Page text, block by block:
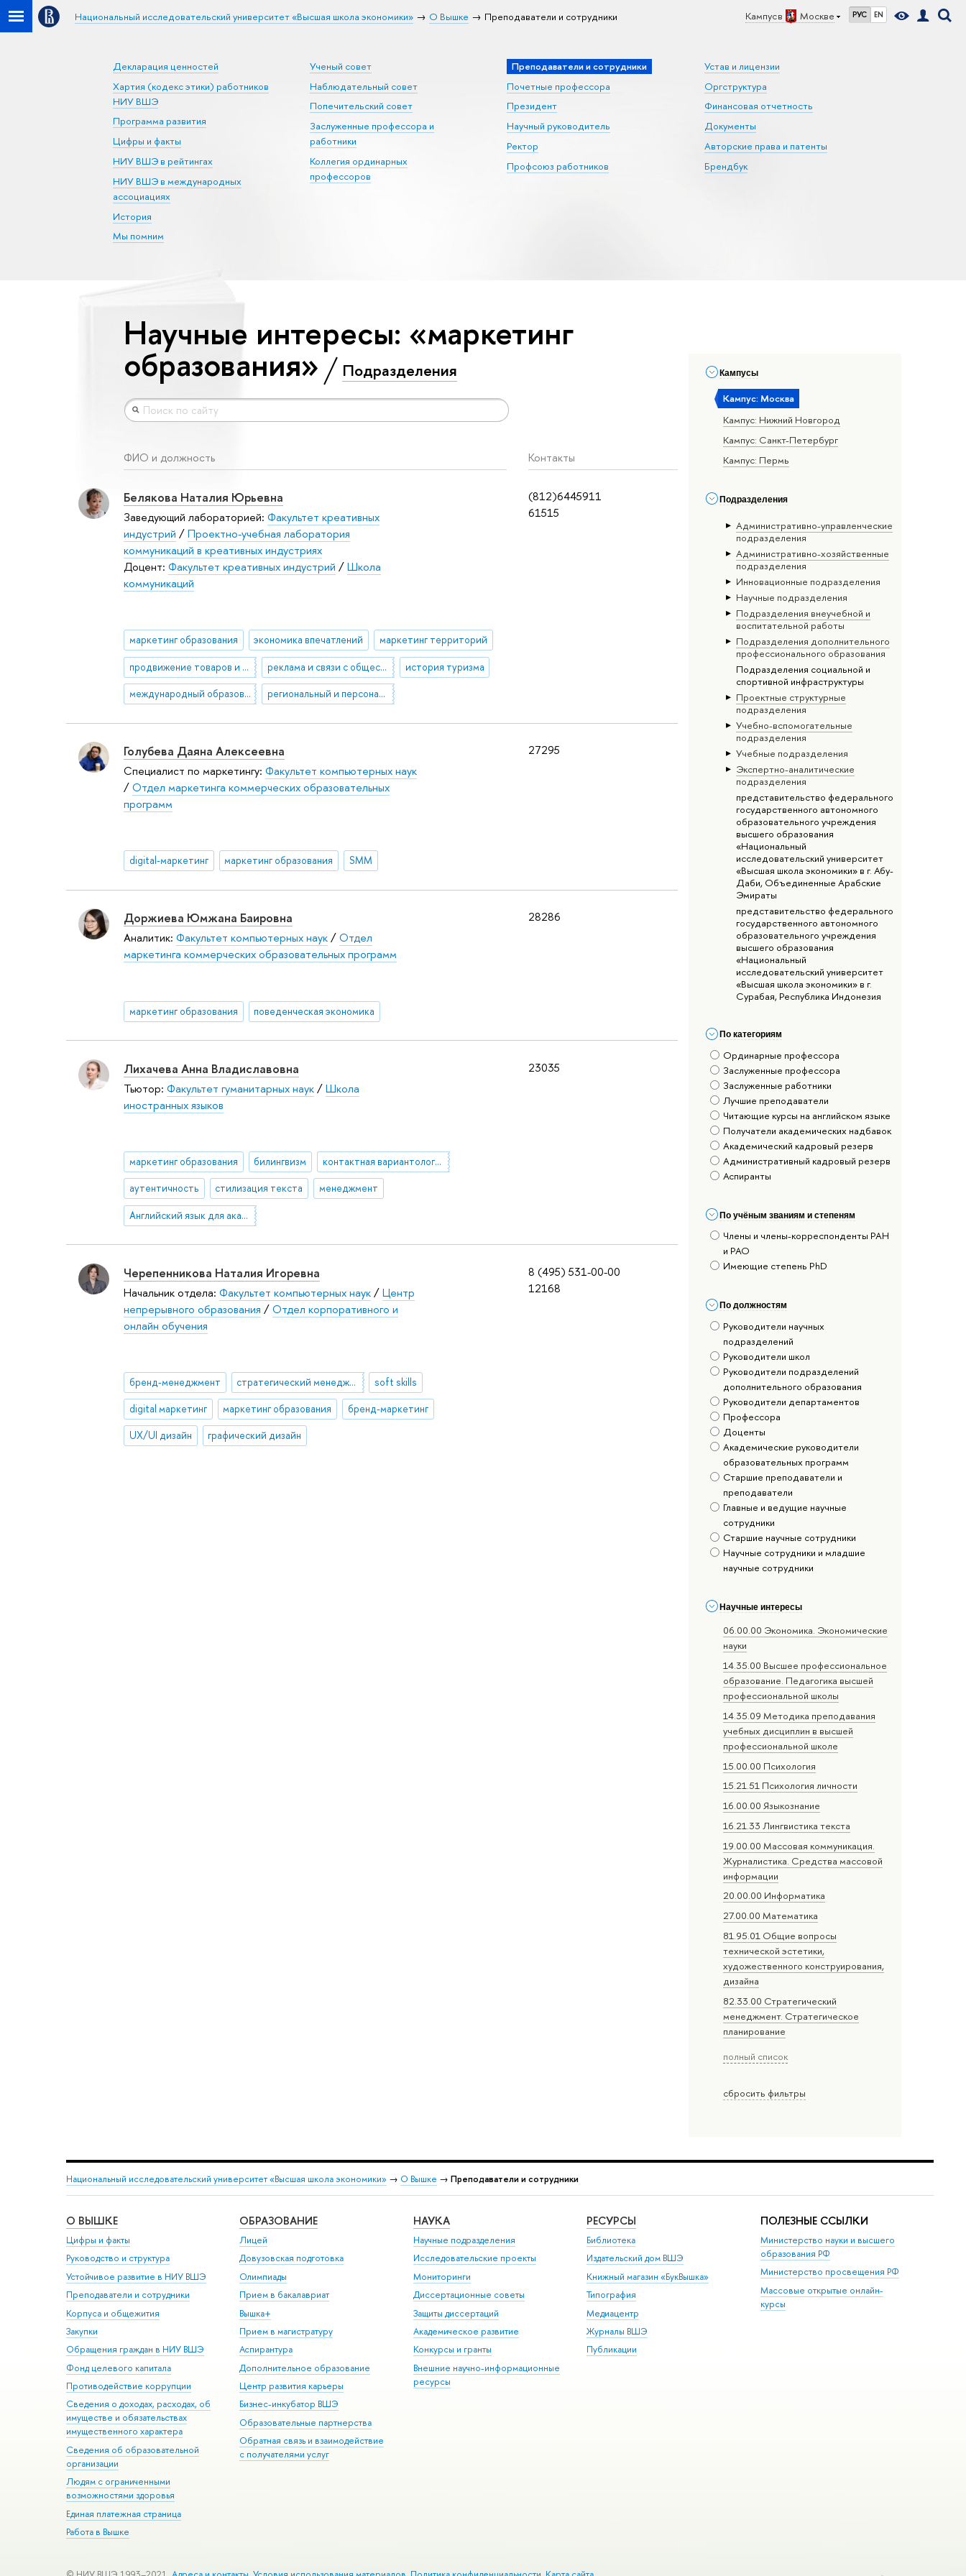
Кампус в Москве РУС EN
Национальный исследовательский университет «Высшая школа экономики» О Вышке Преподаватели и сотрудники
Декларация ценностей
Хартия (кодекс этики) работников
НИУ ВШЭ
Программа развития
Цифры и факты
НИУ ВШЭ в рейтингах
НИУ ВШЭ в международных
ассоциациях
История
Мы помним
Ученый совет
Наблюдательный совет
Попечительский совет
Заслуженные профессора и
работники
Коллегия ординарных
профессоров
Преподаватели и сотрудники
Почетные профессора
Президент
Научный руководитель
Ректор
Профсоюз работников
Устав и лицензии
Оргструктура
Финансовая отчетность
Документы
Авторские права и патенты
Брендбук
Кампусы
Кампус: Москва
Кампус: Нижний Новгород
Кампус: Санкт-Петербург
Кампус: Пермь
Подразделения
Административно-управленческие
подразделения
Административно-хозяйственные
подразделения
Инновационные подразделения
Научные подразделения
Подразделения внеучебной и
воспитательной работы
Подразделения дополнительного
профессионального образования
Подразделения социальной и
спортивной инфраструктуры
Проектные структурные
подразделения
Учебно-вспомогательные
подразделения
Учебные подразделения
Экспертно-аналитические
подразделения
представительство федерального
государственного автономного
образовательного учреждения
высшего образования
«Национальный
исследовательский университет
«Высшая школа экономики» в г. Абу-
Даби, Объединенные Арабские
Эмираты
представительство федерального
государственного автономного
образовательного учреждения
высшего образования
«Национальный
исследовательский университет
«Высшая школа экономики» в г.
Сурабая, Республика Индонезия
По категориям
Ординарные профессора
Заслуженные профессора
Заслуженные работники
Лучшие преподаватели
Читающие курсы на английском языке
Получатели академических надбавок
Академический кадровый резерв
Административный кадровый резерв
Аспиранты
По учёным званиям и степеням
Члены и члены-корреспонденты РАН
и РАО
Имеющие степень PhD
По должностям
Руководители научных
подразделений
Руководители школ
Руководители подразделений
дополнительного образования
Руководители департаментов
Профессора
Доценты
Академические руководители
образовательных программ
Старшие преподаватели и
преподаватели
Главные и ведущие научные
сотрудники
Старшие научные сотрудники
Научные сотрудники и младшие
научные сотрудники
Научные интересы
06.00.00 Экономика. Экономические
науки
14.35.00 Высшее профессиональное
образование. Педагогика высшей
профессиональной школы
14.35.09 Методика преподавания
учебных дисциплин в высшей
профессиональной школе
15.00.00 Психология
15.21.51 Психология личности
16.00.00 Языкознание
16.21.33 Лингвистика текста
19.00.00 Массовая коммуникация.
Журналистика. Средства массовой
информации
20.00.00 Информатика
27.00.00 Математика
81.95.01 Общие вопросы
технической эстетики,
художественного конструирования,
дизайна
82.33.00 Стратегический
менеджмент. Стратегическое
планирование
полный список
сбросить фильтры
Научные интересы: «маркетинг
образования» Подразделения
ФИО и должность Контакты
(812)6445911
61515
Белякова Наталия Юрьевна
Заведующий лабораторией: Факультет креативных
индустрий /Проектно-учебная лаборатория
коммуникаций в креативных индустриях
Доцент: Факультет креативных индустрий /Школа
коммуникаций
маркетинг образования экономика впечатлений маркетинг территорий
продвижение товаров и услуг в сегменте люкс реклама и связи с общественностью история туризма
международный образовательный туризм региональный и персональный брендинг
27295
Голубева Даяна Алексеевна
Специалист по маркетингу: Факультет компьютерных наук
/Отдел маркетинга коммерческих образовательных
программ
digital-маркетинг маркетинг образования SMM
28286
Доржиева Юмжана Баировна
Аналитик: Факультет компьютерных наук/Отдел
маркетинга коммерческих образовательных программ
маркетинг образования поведенческая экономика
23035
Лихачева Анна Владиславовна
Тьютор: Факультет гуманитарных наук/Школа
иностранных языков
маркетинг образования билингвизм контактная вариантология английского языка
аутентичность стилизация текста менеджмент
Английский язык для академических и научных целей
8 (495) 531-00-00
12168
Черепенникова Наталия Игоревна
Начальник отдела: Факультет компьютерных наук/Центр
непрерывного образования /Отдел корпоративного и
онлайн обучения
бренд-менеджмент стратегический менеджмент soft skills
digital маркетинг маркетинг образования бренд-маркетинг
UX/UI дизайн графический дизайн
Национальный исследовательский университет «Высшая школа экономики» → О Вышке → Преподаватели и сотрудники
О ВЫШКЕ
Цифры и факты
Руководство и структура
Устойчивое развитие в НИУ ВШЭ
Преподаватели и сотрудники
Корпуса и общежития
Закупки
Обращения граждан в НИУ ВШЭ
Фонд целевого капитала
Противодействие коррупции
Сведения о доходах, расходах, об
имуществе и обязательствах
имущественного характера
Сведения об образовательной
организации
Людям с ограниченными
возможностями здоровья
Единая платежная страница
Работа в Вышке
ОБРАЗОВАНИЕ
Лицей
Довузовская подготовка
Олимпиады
Прием в бакалавриат
Вышка+
Прием в магистратуру
Аспирантура
Дополнительное образование
Центр развития карьеры
Бизнес-инкубатор ВШЭ
Образовательные партнерства
Обратная связь и взаимодействие
с получателями услуг
НАУКА
Научные подразделения
Исследовательские проекты
Мониторинги
Диссертационные советы
Защиты диссертаций
Академическое развитие
Конкурсы и гранты
Внешние научно-информационные
ресурсы
РЕСУРСЫ
Библиотека
Издательский дом ВШЭ
Книжный магазин «БукВышка»
Типография
Медиацентр
Журналы ВШЭ
Публикации
ПОЛЕЗНЫЕ ССЫЛКИ
Министерство науки и высшего
образования РФ
Министерство просвещения РФ
Массовые открытые онлайн-
курсы